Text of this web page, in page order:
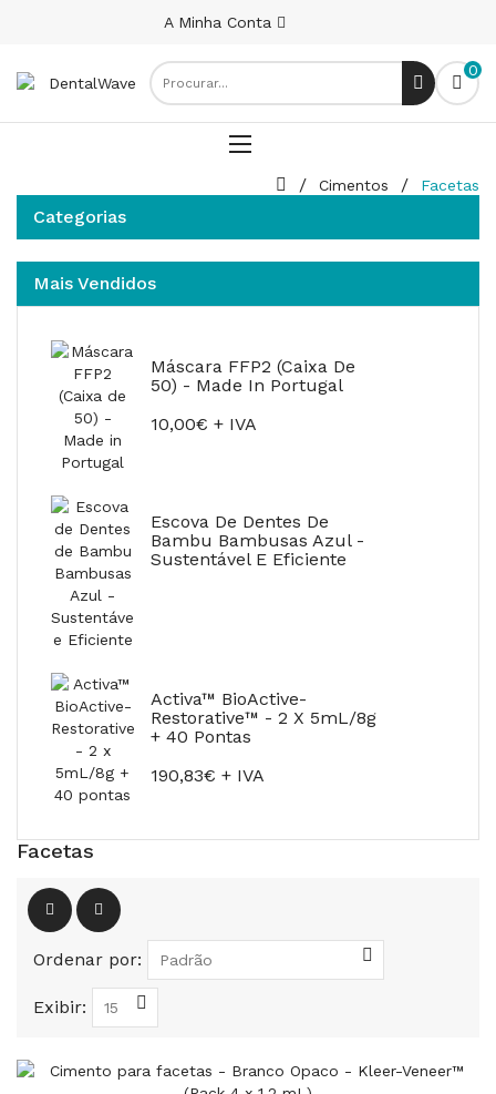
A Minha Conta
0
Cimentos Facetas
Categorias
Mais Vendidos
Máscara FFP2 (Caixa De
50) - Made In Portugal
10,00€ + IVA
Escova De Dentes De
Bambu Bambusas Azul -
Sustentável E Eficiente
Activa™ BioActive-
Restorative™ - 2 X 5mL/8g
+ 40 Pontas
190,83€ + IVA
Facetas
Ordenar por:
Exibir: